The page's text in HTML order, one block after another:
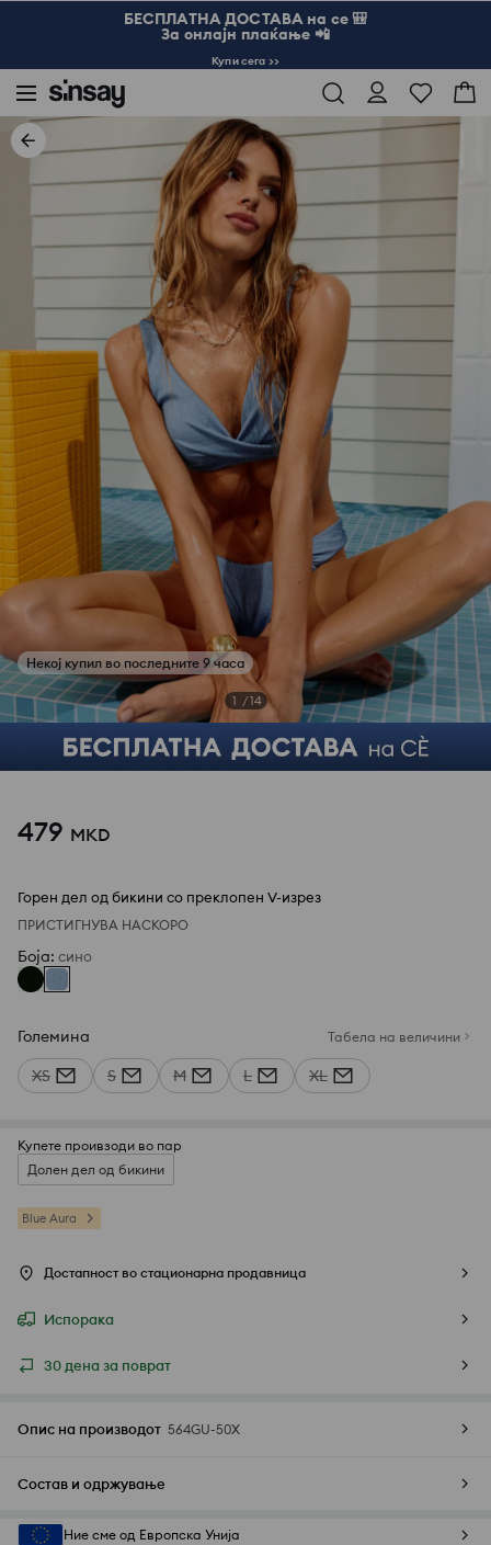
БЕСПЛАТНА ДОСТАВА на се 🎒
За онлајн плаќање 📲
Купи сега >>
1 /14
479 MKD
Горен дел од бикини со преклопен V-изрез
ПРИСТИГНУВА НАСКОРО
Боја: сино
Големина Табела на величини
XS S M L XL
Купете проивзоди во пар
Долен дел од бикини
Blue Aura
Достапност во стационарна продавница
Испорака
30 дена за поврат
Опис на производот 564GU-50X
Состав и одржување
Ние сме од Европска Унија